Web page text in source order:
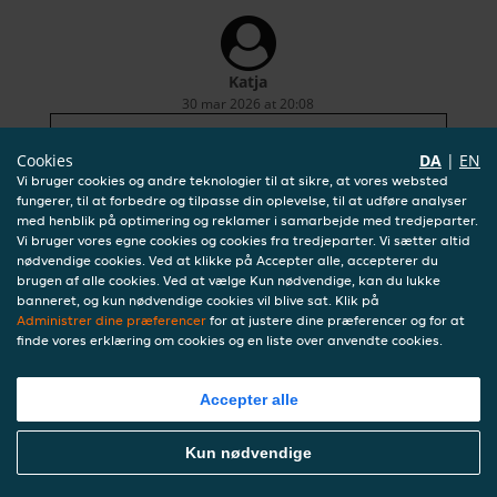
Katja
30 mar 2026 at 20:08
Cookies
DA | EN
Vi bruger cookies og andre teknologier til at sikre, at vores websted
fungerer, til at forbedre og tilpasse din oplevelse, til at udføre analyser
med henblik på optimering og reklamer i samarbejde med tredjeparter.
Vi bruger vores egne cookies og cookies fra tredjeparter. Vi sætter altid
nødvendige cookies. Ved at klikke på Accepter alle, accepterer du
brugen af alle cookies. Ved at vælge Kun nødvendige, kan du lukke
banneret, og kun nødvendige cookies vil blive sat. Klik på
Administrer dine præferencer for at justere dine præferencer og for at
finde vores erklæring om cookies og en liste over anvendte cookies.
Accepter alle
Kun nødvendige